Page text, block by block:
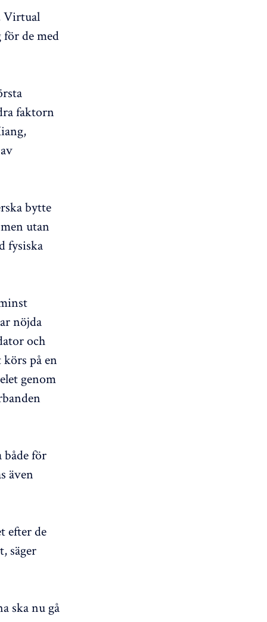
Virtual
de med
faktorn
bytte
utan
fysiska
nöjda
och
på en
genom
både för
även
efter de
säger
ska nu gå